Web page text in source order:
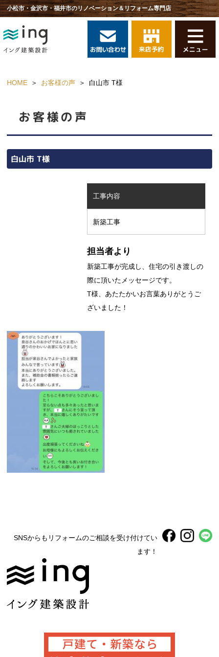
小松市・金沢市・福井市のリノベーション＆リフォーム専門店
HOME お客様の声 白山市 T様
お客様の声
白山市 T様
工事内容
新築工事
担当者より
新築工事が完成し、住宅の引き渡しの
際に頂いたメッセージです。
T様、あたたかいお言葉ありがとうご
ざいました！
SNSからもリフォームのご相談を受け付けてい
ます！